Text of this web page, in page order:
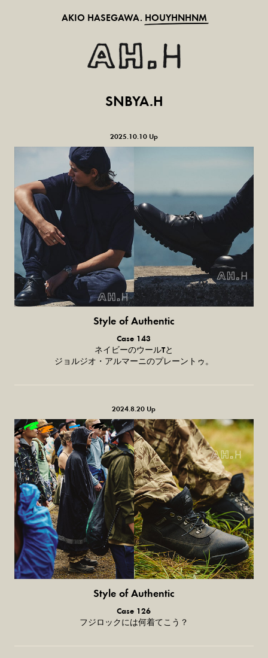
AKIO HASEGAWA. HOUYHNHNM
SNBYA.H
2025.10.10 Up
Style of Authentic
普通の服、普通のスタイル。
Case 143
ネイビーのウールTと
ジョルジオ・アルマーニのプレーントゥ。
2024.8.20 Up
Style of Authentic
普通の服、
普通のスタイル。
Case 126
フジロックには何着てこう？